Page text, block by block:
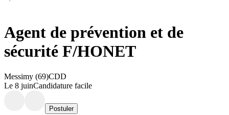
Agent de prévention et de
sécurité F/HONET
Messimy (69)CDD
Le 8 juinCandidature facile
Postuler